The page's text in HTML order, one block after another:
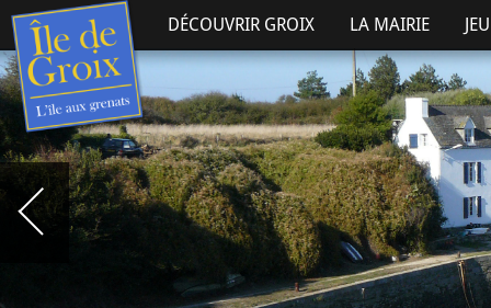
DÉCOUVRIR GROIX LA MAIRIE